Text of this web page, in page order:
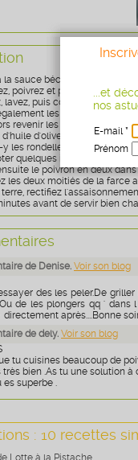
la sauce béchamel des
poivrez et parsemez de
lavez, puis coupez les
les oignons en
revenir les rondelles
d'olive.
y les rondelles de pommes
quelques instants à feu
le poivron en deux
les deux moitiés de la farce
rectifiez
avant de servir bien
de Denise. Voir son blog
des les peler.De
de les plongers qq '
après....Bonne
de dely. Voir son blog
tu cuisines beaucoup de
très bien .As tu une solution à
es superbe .
: 10 recettes
Lotte à la Pistache
...et
nos
E-mail *
Prénom
Age